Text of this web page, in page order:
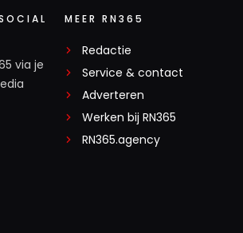
via je
MEER RN365
Redactie
Service & contact
Adverteren
Werken bij RN365
RN365.agency